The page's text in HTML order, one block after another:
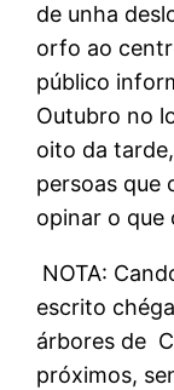
de unha
orfo ao
público
Outubro no
oito da
persoas que
opinar o que
NOTA:
escrito
árbores de
próximos,